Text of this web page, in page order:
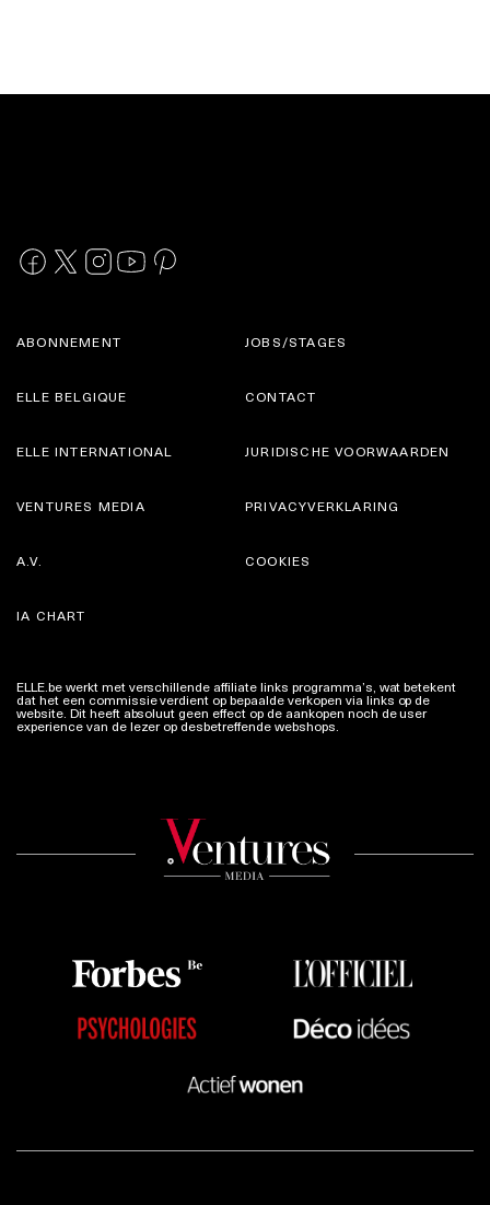
ABONNEMENT
ELLE BELGIQUE
JOBS/STAGES
CONTACT
ELLE INTERNATIONAL
VENTURES MEDIA
JURIDISCHE VOORWAARDEN
PRIVACYVERKLARING
A.V.
IA CHART
COOKIES
ELLE.be werkt met verschillende affiliate links programma’s, wat betekent
dat het een commissie verdient op bepaalde verkopen via links op de
website. Dit heeft absoluut geen effect op de aankopen noch de user
experience van de lezer op desbetreffende webshops.